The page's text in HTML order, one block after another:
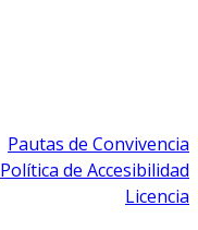
Pautas de Convivencia
Política de Accesibilidad
Licencia